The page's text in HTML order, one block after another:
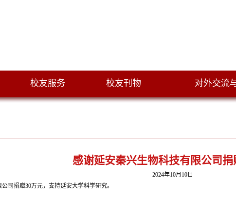
校友服务 校友刊物 对外交流
感谢延安秦兴生物科技有限公司捐
2024年10月10日
司捐赠30万元，支持延安大学科学研究。